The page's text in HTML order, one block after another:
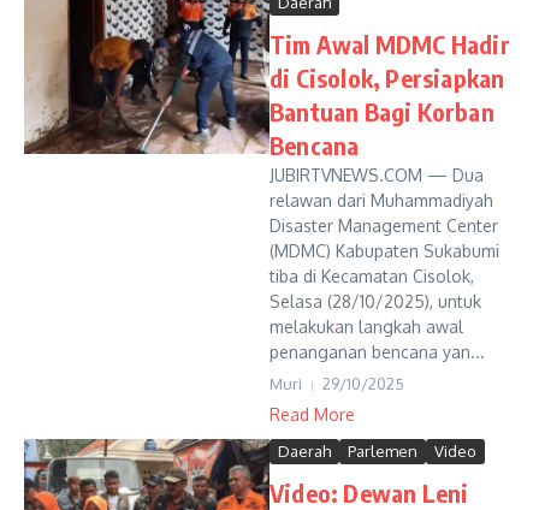
Tim Awal MDMC Hadir
di Cisolok, Persiapkan
Bantuan Bagi Korban
Bencana
JUBIRTVNEWS.COM — Dua
relawan dari Muhammadiyah
Disaster Management Center
(MDMC) Kabupaten Sukabumi
tiba di Kecamatan Cisolok,
Selasa (28/10/2025), untuk
melakukan langkah awal
penanganan bencana yan...
Muri 29/10/2025
Read More
Daerah Parlemen Video
Video: Dewan Leni